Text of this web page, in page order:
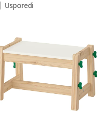
Usporedi